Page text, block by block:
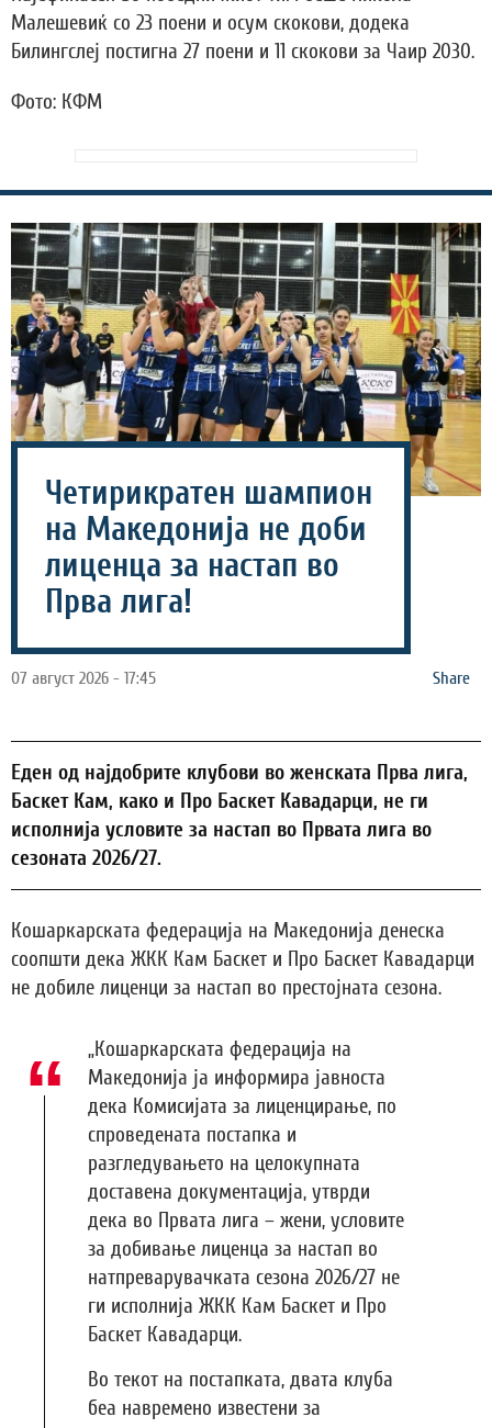
Малешевиќ со 23 поени и осум скокови, додека
Билингслеј постигна 27 поени и 11 скокови за Чаир 2030.
Фото: КФМ
Четирикратен шампион
на Македонија не доби
лиценца за настап во
Прва лига!
07 август 2026 - 17:45 Share
Еден од најдобрите клубови во женската Прва лига,
Баскет Кам, како и Про Баскет Кавадарци, не ги
исполнија условите за настап во Првата лига во
сезоната 2026/27.
Кошаркарската федерација на Македонија денеска
соопшти дека ЖКК Кам Баскет и Про Баскет Кавадарци
не добиле лиценци за настап во престојната сезона.
„Кошаркарската федерација на
Македонија ја информира јавноста
дека Комисијата за лиценцирање, по
спроведената постапка и
разгледувањето на целокупната
доставена документација, утврди
дека во Првата лига – жени, условите
за добивање лиценца за настап во
натпреварувачката сезона 2026/27 не
ги исполнија ЖКК Кам Баскет и Про
Баскет Кавадарци.
Во текот на постапката, двата клуба
беа навремено известени за